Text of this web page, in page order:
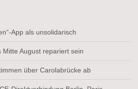
App als unsolidarisch
Mitte August repariert sein
über Carolabrücke ab